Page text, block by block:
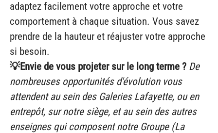
adaptez facilement votre approche et votre
comportement à chaque situation. Vous savez
prendre de la hauteur et réajuster votre approche
si besoin.
💡Envie de vous projeter sur le long terme ? De
nombreuses opportunités d'évolution vous
attendent au sein des Galeries Lafayette, ou en
entrepôt, sur notre siège, et au sein des autres
enseignes qui composent notre Groupe (La